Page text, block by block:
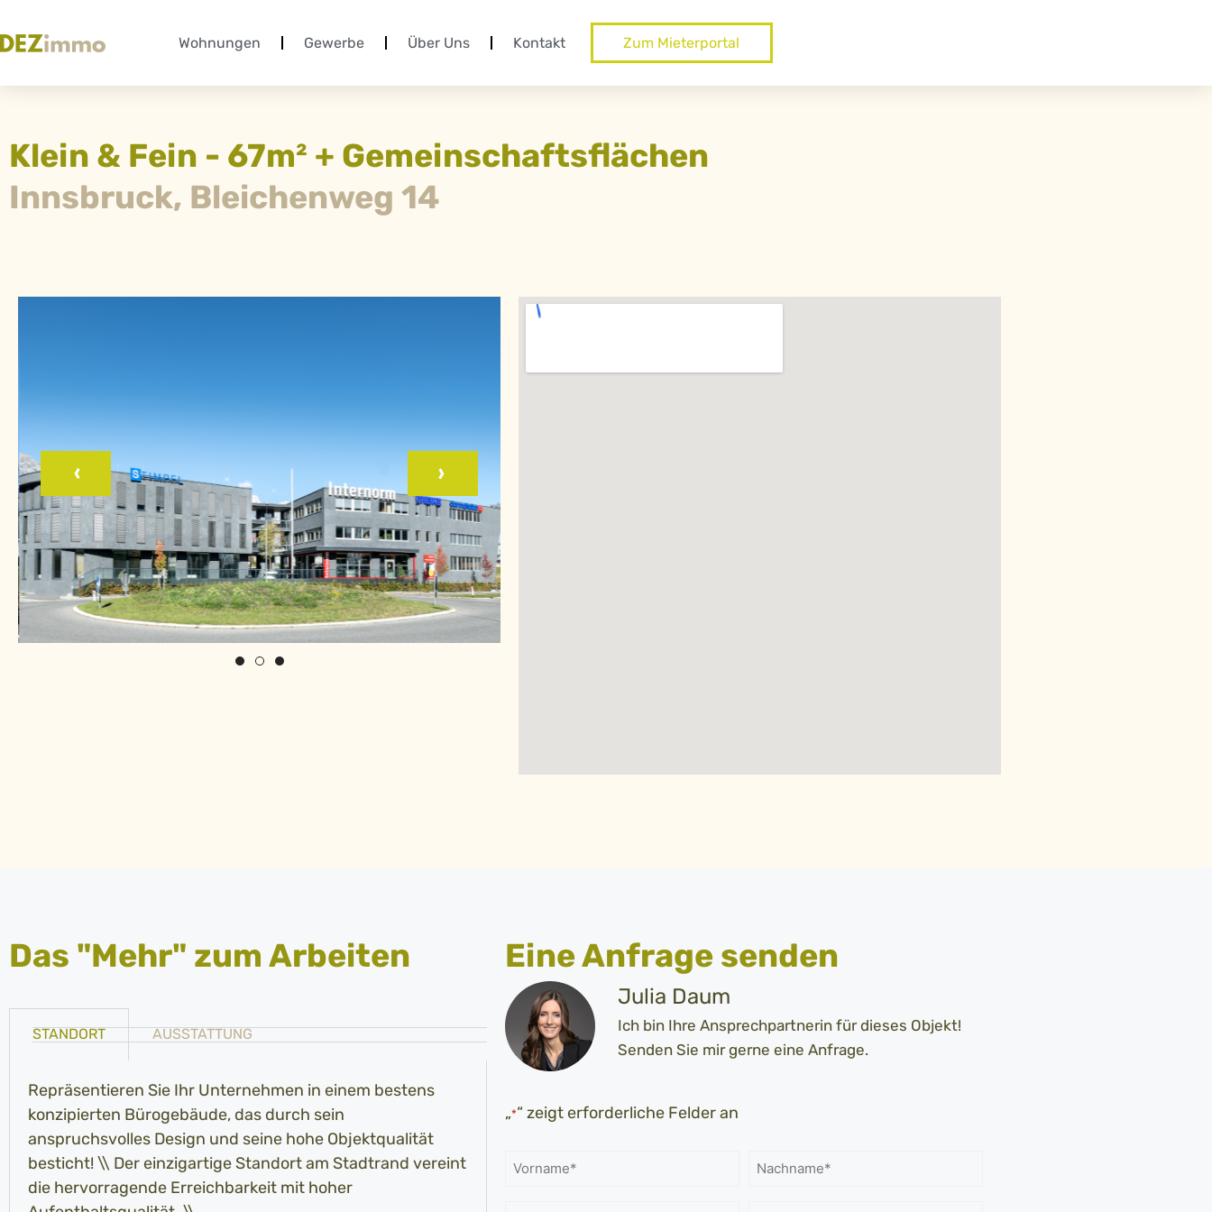
Wohnungen Gewerbe Über Uns Kontakt Zum Mieterportal
Klein & Fein - 67m² + Gemeinschaftsflächen
Innsbruck, Bleichenweg 14
Das "Mehr" zum Arbeiten
STANDORT AUSSTATTUNG
Repräsentieren Sie Ihr Unternehmen in einem bestens
konzipierten Bürogebäude, das durch sein
anspruchsvolles Design und seine hohe Objektqualität
besticht! \\ Der einzigartige Standort am Stadtrand vereint
die hervorragende Erreichbarkeit mit hoher
Eine Anfrage senden
Julia Daum
Ich bin Ihre Ansprechpartnerin für dieses Objekt!
Senden Sie mir gerne eine Anfrage.
„*“ zeigt erforderliche Felder an
Name*